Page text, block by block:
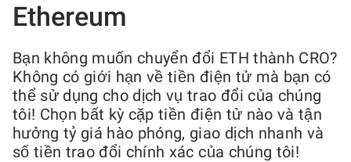
Ethereum
Bạn không muốn chuyển đổi ETH thành CRO?
Không có giới hạn về tiền điện tử mà bạn có
thể sử dụng cho dịch vụ trao đổi của chúng
tôi! Chọn bất kỳ cặp tiền điện tử nào và tận
hưởng tỷ giá hào phóng, giao dịch nhanh và
số tiền trao đổi chính xác của chúng tôi!